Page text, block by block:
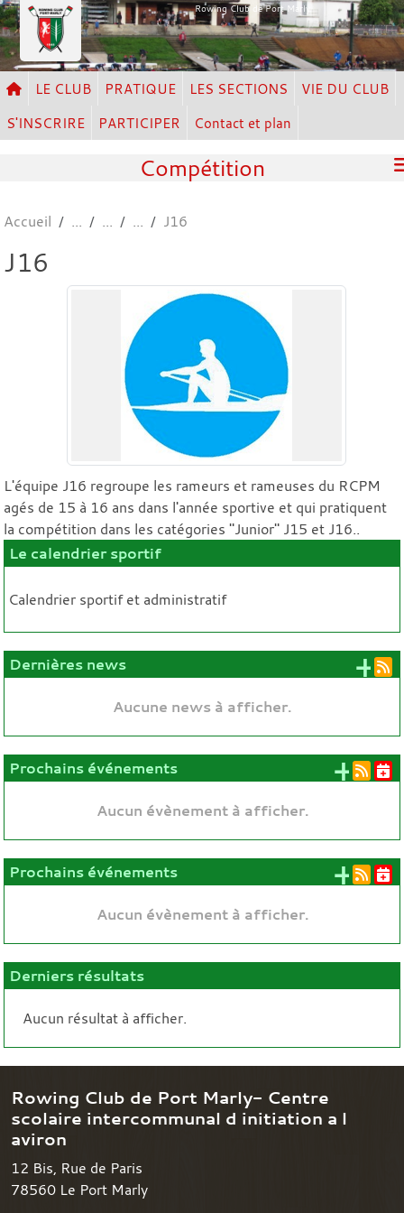
Rowing Club de Port Marly
LE CLUB PRATIQUE LES SECTIONS
VIE DU CLUB
S'INSCRIRE
PARTICIPER Contact et plan
Compétition
Accueil J16
J16
L'équipe J16 regroupe les rameurs et rameuses du RCPM
agés de 15 à 16 ans dans l'année sportive et qui pratiquent
la compétition dans les catégories "Junior" J15 et J16..
Le calendrier sportif
Calendrier sportif et administratif
Dernières news
Aucune news à afficher.
+
Prochains événements
Aucun évènement à afficher.
+
Prochains événements
Aucun évènement à afficher.
+
Derniers résultats
Aucun résultat à afficher.
Rowing Club de Port Marly- Centre
scolaire intercommunal d initiation a l
aviron
12 Bis, Rue de Paris
78560 Le Port Marly
Panneau de gestion des cookies